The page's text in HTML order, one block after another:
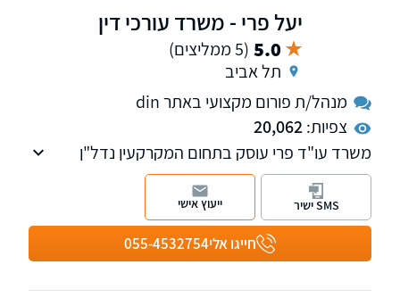
יעל פרי - משרד עורכי דין
5.0 (5 ממליצים)
תל אביב
מנהל/ת פורום מקצועי באתר din
צפיות:20,062
משרד עו"ד פרי עוסק בתחום המקרקעין נדל"ן
לרבות אגודות שיתופיות, בן ממשיך, מושבים
וקיבוצים, ירושות וצוואות וייפוי כח מתמשך
חייגו אלי055-4532754
SMS ישיר ייעוץ אישי